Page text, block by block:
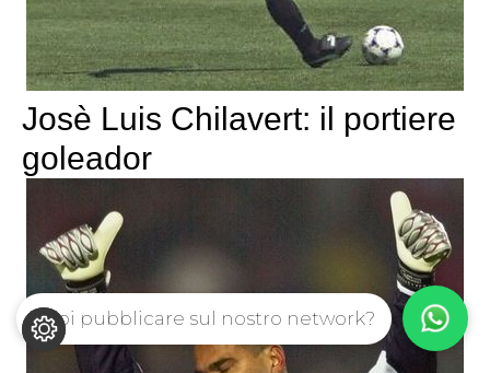
Josè Luis Chilavert: il portiere
goleador
Vuoi pubblicare sul nostro network?